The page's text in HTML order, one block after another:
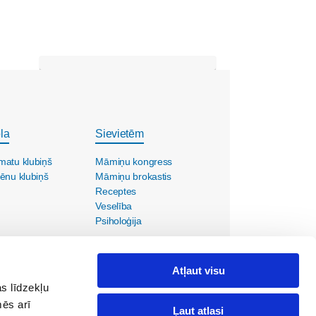
līdzekļu
arī
Atļaut visu
Ļaut atlasi
klubiņš
klubiņš
Sievietēm
Māmiņu kongress
Māmiņu brokastis
Receptes
Veselība
Psiholoģija